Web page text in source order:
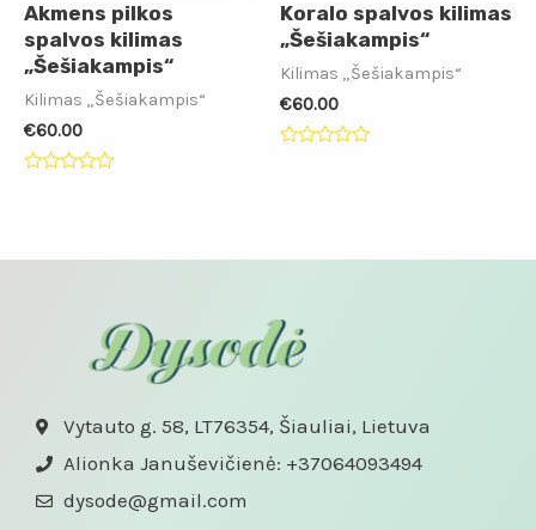
Akmens pilkos
spalvos kilimas
„Šešiakampis“
Kilimas „Šešiakampis“
€60.00
Koralo spalvos kilimas
„Šešiakampis“
Kilimas „Šešiakampis“
€60.00
Vytauto g. 58, LT76354, Šiauliai, Lietuva
Alionka Januševičienė: +37064093494
dysode@gmail.com